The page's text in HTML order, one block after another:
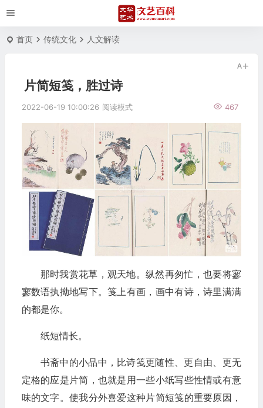
首页 传统文化 人文解读
片简短笺，胜过诗
2022-06-19 10:00:26 467
阅读模式
那时我赏花草，观天地。纵然再匆忙，也要将寥
寥数语执拗地写下。笺上有画，画中有诗，诗里满满
的都是你。
纸短情长。
书斋中的小品中，比诗笺更随性、更自由、更无
定格的应是片简，也就是用一些小纸写些性情或有意
味的文字。使我分外喜爱这种片简短笺的重要原因，